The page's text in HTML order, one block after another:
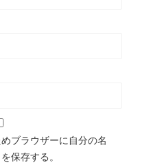
ブラウザーに自分の名
保存する。